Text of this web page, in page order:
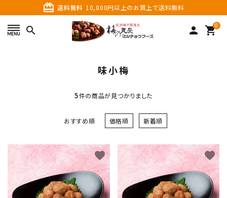
card_giftcard 送料無料 10,800円以上のお買上で送料無料
search person 0
shopping_cart
search
カテゴリーから探す
価格から探す
味小梅
5件の商品が見つかりました
おすすめ順 価格順 新着順
favorite favorite